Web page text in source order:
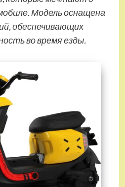
Модель оснащена
обеспечивающих
во время езды.